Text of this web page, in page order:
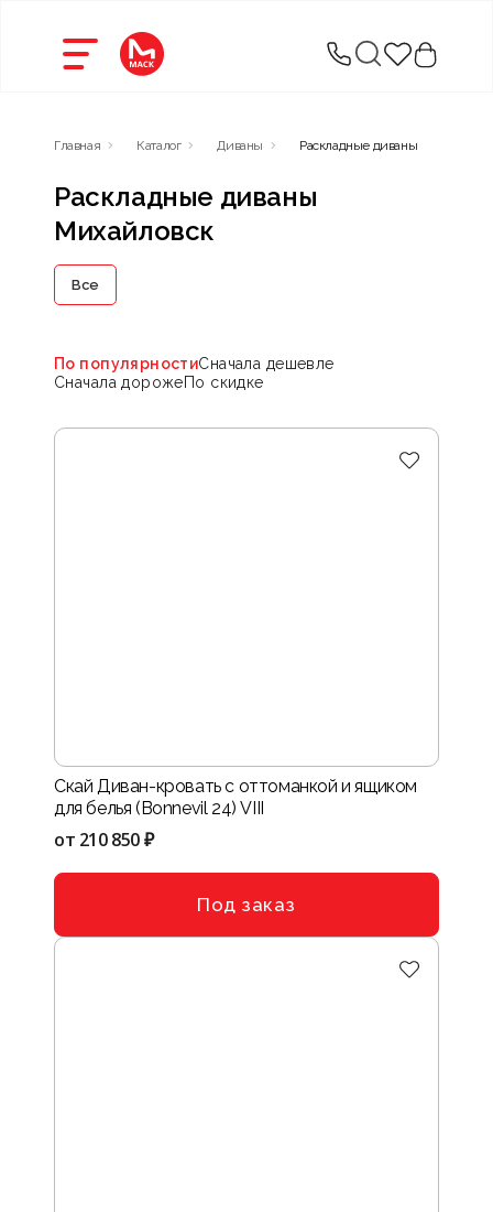
Главная Каталог Диваны Раскладные диваны
Раскладные диваны
Михайловск
Все
По популярностиСначала дешевле
Сначала дорожеПо скидке
Скай Диван-кровать с оттоманкой и ящиком
для белья (Bonnevil 24) VIII
от 210 850 ₽
Под заказ